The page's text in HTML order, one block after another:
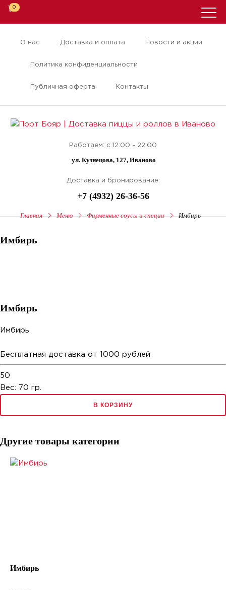
О нас Доставка и оплата Новости и акции
Политика конфиденциальности
Публичная оферта Контакты
Работаем: с 12:00 - 22:00
ул. Кузнецова, 127, Иваново
Доставка и бронирование:
+7 (4932) 26-36-56
0
Главная Меню Фирменные соусы и специи Имбирь
Имбирь
Имбирь
Имбирь
Бесплатная доставка от 1000 рублей
50
Вес:
70 гр.
В КОРЗИНУ
Другие товары категории
Имбирь